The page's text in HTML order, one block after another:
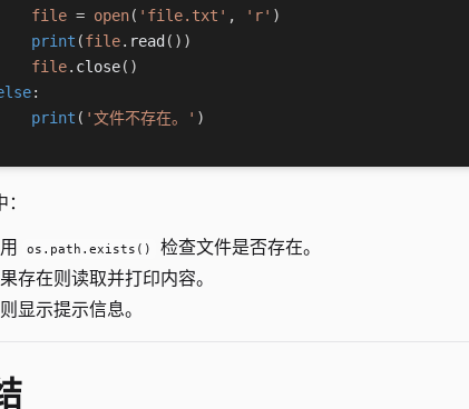
file = open( 'file.txt' , 'r' )
print (file. read ( ) )
file. close( )
:
print ( '文件不存在。' )
os.path.exists()
检查文件是否存在。
存在则读取并打印内容。
显示提示信息。